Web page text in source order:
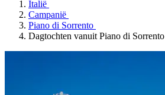
Italië
Campanië
Piano di Sorrento
Dagtochten vanuit Piano di Sorrento